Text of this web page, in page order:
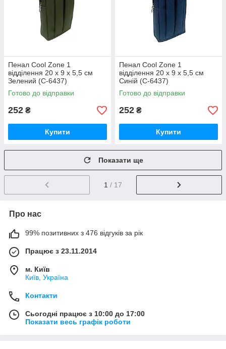
Пенал Cool Zone 1
відділення 20 х 9 х 5,5 см
Зелений (C-6437)
Готово до відправки
252 ₴
Купити
Пенал Cool Zone 1
відділення 20 х 9 х 5,5 см
Синій (C-6437)
Готово до відправки
252 ₴
Купити
Показати ще
1 / 17
Про нас
99% позитивних з 476 відгуків за рік
Працює з 23.11.2014
м. Київ
Київ, Україна
Контакти
Сьогодні працює з 10:00 до 17:00
Показати весь графік роботи